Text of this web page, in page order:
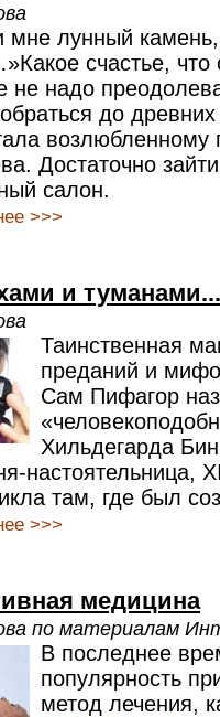
лунный
счастье, что
не надо
до
возлюбленному
Достаточно
салон.
>>>
и
Таинственная
преданий и
Сам Пифагор
Хильдегарда
настоятельница,
там, где был
>>>
медицина
по материалам
В последнее
популярность
метод лечения,